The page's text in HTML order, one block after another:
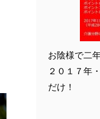
お陰様で二
２０１７年
だけ！